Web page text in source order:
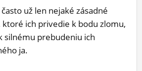
už len nejaké zásadné
ich privedie k bodu zlomu,
silnému prebudeniu ich
ja.